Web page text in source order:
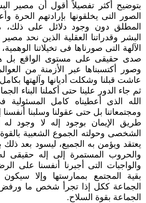
بتوضيح أكثر تفصيلاً أقول أن مصير
الصور التى يخلقونها بإرادتهم الحرة
المطلق دون وجود ‏دلائل على ذلك،
البشر وقدراتنا العقلية الذين نحد مصير
الآلهة التى صورناها فى تخيلاتنا
صدى حقيقى على مستوى الواقع بل
وصور أكتسبناها عبر الأزمنة من
عاشت ‏قبلنا وشكلت أديانها وآلهتها بكامل
ثم جاء الدور علينا حتى أكملنا البناء
الله الذى أعطيناه كامل ‏المسئولية
ومجتمعاتنا بل حتى عقولنا وسلبنا أنفسنا
طريق الإيمان بوجود إله لا وجود له
الشخصى وحولته الجموع الشعبية
يعتقد ويؤمن به الجميع، ليسود بعد
والحروب ‏المستمرة إلى إله حقيقى
والواجبات التى أجبرنا أنفسنا على
بقية المجتمع بممارستها وإلا
الجماعة ككل إذا تجرأ شخص ما ورفض
الجماعة بقوة السلاح.‏